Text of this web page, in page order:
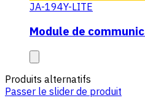
JA-194Y-LITE
Module de
Produits alternatifs
Passer le slider de produit